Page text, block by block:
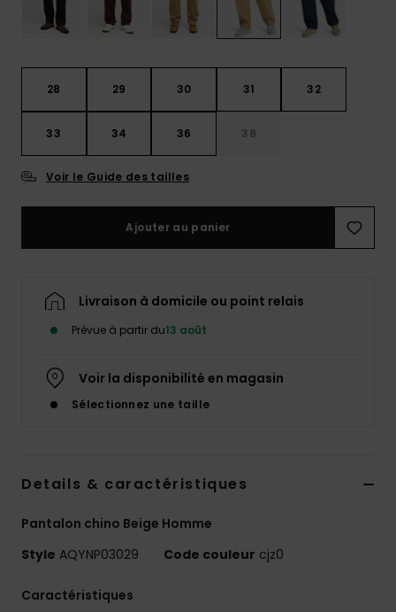
contact.
la FAQ
28 29 30 31 32
33 34 36 38
Voir le Guide des tailles
Ajouter au panier
Livraison à domicile ou point relais
Prévue à partir du13 août
Voir la disponibilité en magasin
Sélectionnez une taille
Details & caractéristiques
Pantalon chino Beige Homme
Style AQYNP03029 Code couleur cjz0
Caractéristiques